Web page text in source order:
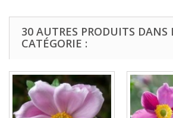
30 AUTRES PRODUITS DANS
CATÉGORIE :